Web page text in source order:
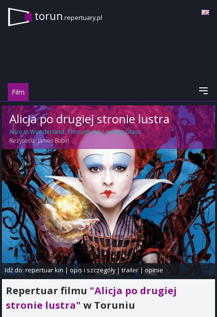
torun.repertuary.pl
Film
Alicja po drugiej stronie lustra
Alice in Wonderland: Through the Looking Glass
Reżyseria:James Bobin
Idź do:repertuar kin |opis i szczegóły|trailer |opinie
Repertuar filmu "Alicja po drugiej
stronie lustra" w Toruniu